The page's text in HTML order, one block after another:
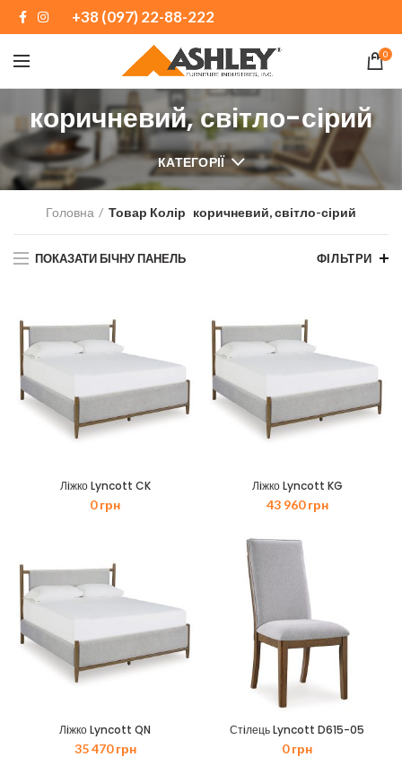
+38 (097) 22-88-222
0
коричневий, світло-сірий
КАТЕГОРІЇ
Головна Товар Колір коричневий, світло-сірий
ПОКАЗАТИ БІЧНУ ПАНЕЛЬ ФІЛЬТРИ
Лiжко Lyncott CK
0грн
Лiжко Lyncott KG
43 960грн
Лiжко Lyncott QN
35 470грн
Стiлець Lyncott D615-05
0грн